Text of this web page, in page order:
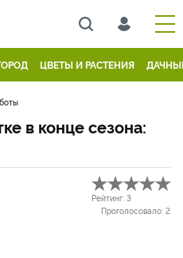
ЦВЕТЫ И РАСТЕНИЯ
в конце сезона:
Рейтинг: 3
Проголосовало: 2